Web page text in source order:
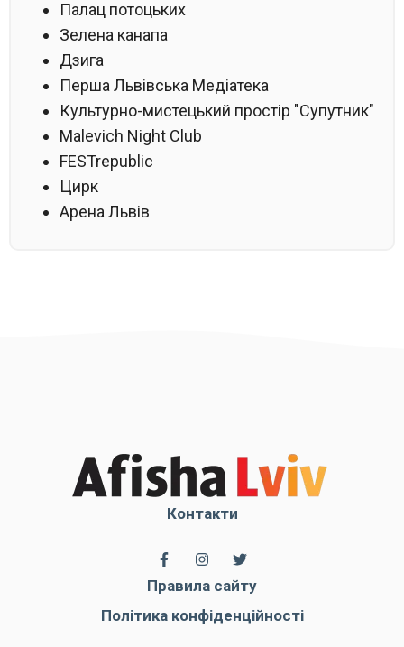
Палац потоцьких
Зелена канапа
Дзига
Перша Львівська Медіатека
Культурно-мистецький простір "Супутник"
Malevich Night Club
FESTrepublic
Цирк
Арена Львів
Контакти
Правила сайту
Політика конфіденційності